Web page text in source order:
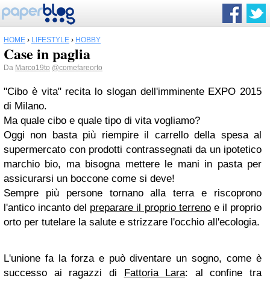
HOME › LIFESTYLE › HOBBY
Case in paglia
Da Marco19to @comefareorto
"Cibo è vita" recita lo slogan dell'imminente EXPO 2015
di Milano.
Ma quale cibo e quale tipo di vita vogliamo?
Oggi non basta più riempire il carrello della spesa al
supermercato con prodotti contrassegnati da un ipotetico
marchio bio, ma bisogna mettere le mani in pasta per
assicurarsi un boccone come si deve!
Sempre più persone tornano alla terra e riscoprono
l'antico incanto del preparare il proprio terrenoe il proprio
orto per tutelare la salute e strizzare l'occhio all'ecologia.
L'unione fa la forza e può diventare un sogno, come è
successo ai ragazzi di Fattoria Lara: al confine tra